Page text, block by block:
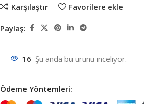
Karşılaştır Favorilere ekle
Paylaş:
16 Şu anda bu ürünü inceliyor.
Ödeme Yöntemleri: